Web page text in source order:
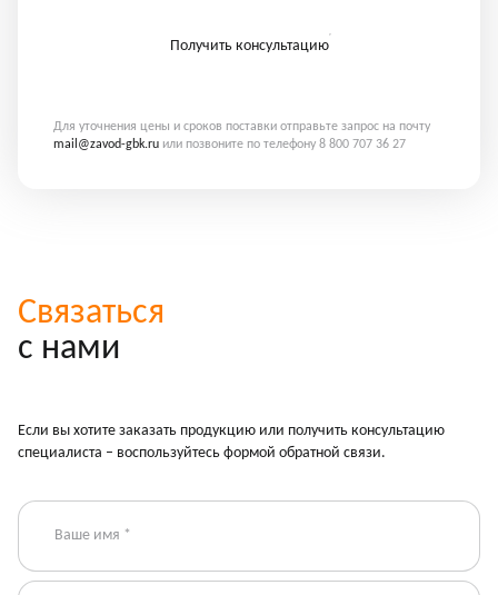
Получить консультацию
Для уточнения цены и сроков поставки отправьте запрос на почту
mail@zavod-gbk.ru или позвоните по телефону 8 800 707 36 27
Связаться
с нами
Если вы хотите заказать продукцию или получить консультацию
специалиста – воспользуйтесь формой обратной связи.